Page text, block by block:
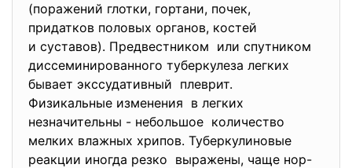
(поражений глотки, гортани, почек,
придатков половых органов, костей
и суставов). Предвестником или спутником
диссеминированного туберкулеза легких
бывает экссудативный плеврит.
Физикальные изменения в легких
незначительны - небольшое количество
мелких влажных хрипов. Туберкулиновые
реакции иногда резко выражены, чаще нор-